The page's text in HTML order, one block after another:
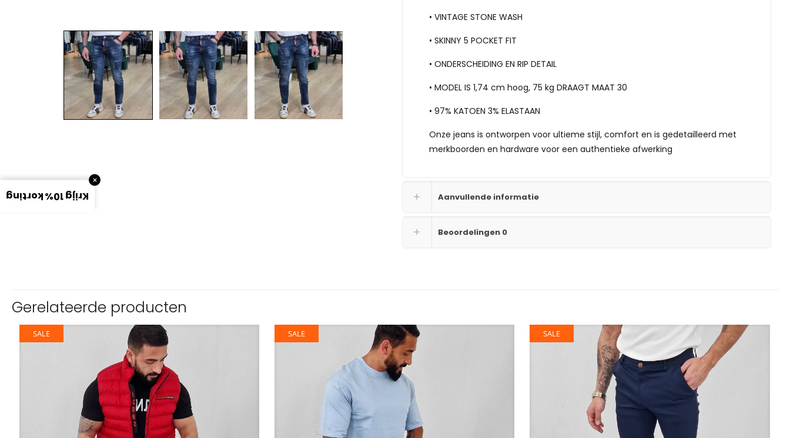
• VINTAGE STONE WASH
• SKINNY 5 POCKET FIT
• ONDERSCHEIDING EN RIP DETAIL
• MODEL IS 1,74 cm hoog, 75 kg DRAAGT MAAT 30
• 97% KATOEN 3% ELASTAAN
Onze jeans is ontworpen voor ultieme stijl, comfort en is gedetailleerd met
merkboorden en hardware voor een authentieke afwerking
Aanvullende informatie
Beoordelingen 0
Gerelateerde producten
SALE SALE SALE
Krijg 10% korting
×